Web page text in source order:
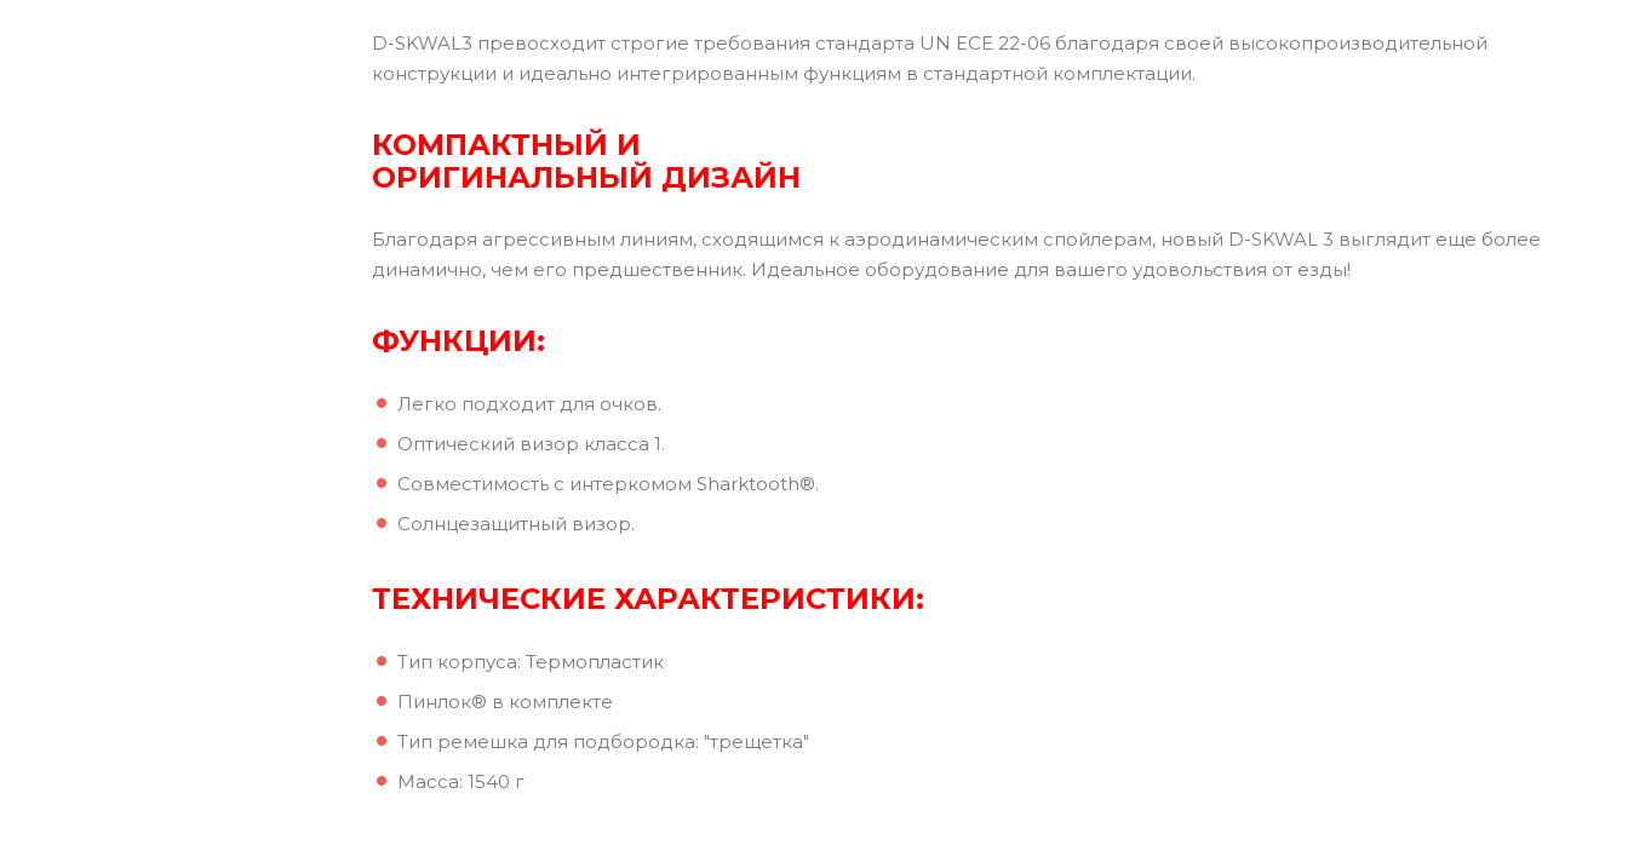
D-SKWAL3 превосходит строгие требования стандарта UN ECE 22-06 благодаря своей высокопроизводительной
конструкции и идеально интегрированным функциям в стандартной комплектации.
КОМПАКТНЫЙ И
ОРИГИНАЛЬНЫЙ ДИЗАЙН
Благодаря агрессивным линиям, сходящимся к аэродинамическим спойлерам, новый D-SKWAL 3 выглядит еще более
динамично, чем его предшественник. Идеальное оборудование для вашего удовольствия от езды!
ФУНКЦИИ:
Легко подходит для очков.
Оптический визор класса 1.
Совместимость с интеркомом Sharktooth®.
Солнцезащитный визор.
ТЕХНИЧЕСКИЕ ХАРАКТЕРИСТИКИ:
Тип корпуса: Термопластик
Пинлок® в комплекте
Тип ремешка для подбородка: "трещетка"
Масса: 1540 г